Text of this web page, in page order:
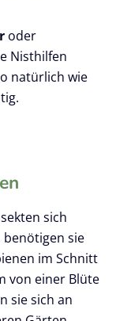
oder
Nisthilfen
natürlich wie
sich
sie
im Schnitt
von einer Blüte
sie sich an